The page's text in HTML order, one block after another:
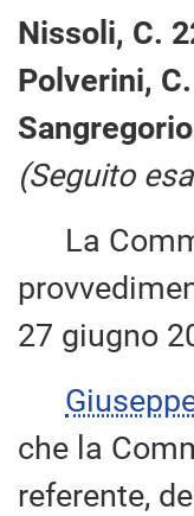
Nissoli, C.
Polverini,
(Seguito
La
27 giugno
che la
referente,